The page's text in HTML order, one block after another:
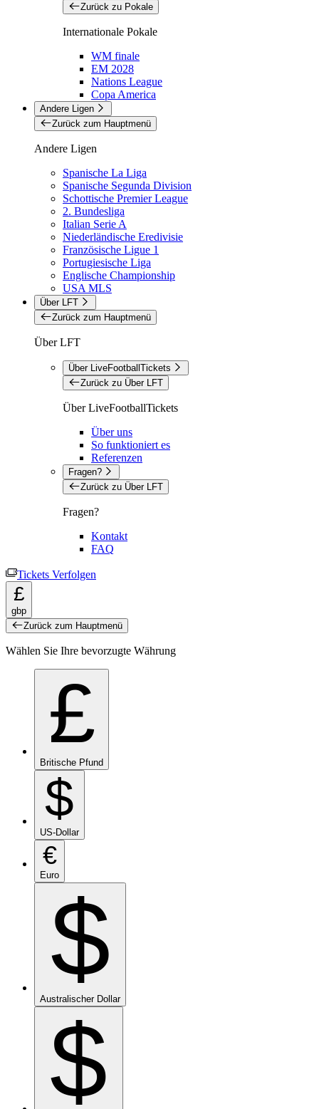
Zurück zu Pokale
Internationale Pokale
WM finale
EM 2028
Nations League
Copa America
Andere Ligen
Zurück zum Hauptmenü
Andere Ligen
Spanische La Liga
Spanische Segunda Division
Schottische Premier League
2. Bundesliga
Italian Serie A
Niederländische Eredivisie
Französische Ligue 1
Portugiesische Liga
Englische Championship
USA MLS
Über LFT
Zurück zum Hauptmenü
Über LFT
Über LiveFootballTickets
Zurück zu Über LFT
Über LiveFootballTickets
Über uns
So funktioniert es
Referenzen
Fragen?
Zurück zu Über LFT
Fragen?
Kontakt
FAQ
Tickets Verfolgen
£
gbp
Zurück zum Hauptmenü
Wählen Sie Ihre bevorzugte Währung
£
Britische Pfund
$
US-Dollar
€
Euro
$
Australischer Dollar
$